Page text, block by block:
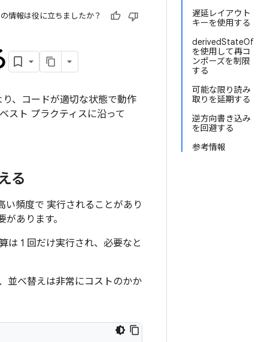
遅延レイアウト
キーを使用する
derivedStateOf
を使用して再コ
ンポーズを制限
する
可能な限り読み
取りを延期する
逆方向書き込み
を回避する
参考情報
情報は役に立ちましたか？
、コードが適切な状態で動作
スト プラクティスに沿って
る
い頻度で 実行されることがあり
あります。
は 1 回だけ実行され、必要なと
並べ替えは非常にコストのかか